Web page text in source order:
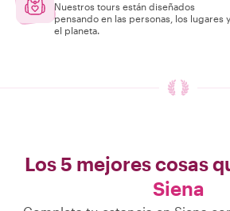
Nuestros tours están diseñados
pensando en las personas, los lugares y
el planeta.
Los 5 mejores cosas
Siena